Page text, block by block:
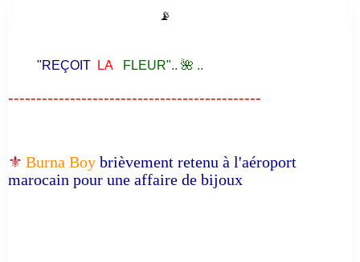
📡
"REÇOIT LA FLEUR".. 🌺 ..
---------------------------------------------
⚜️ Burna Boy brièvement retenu à l'aéroport
marocain pour une affaire de bijoux